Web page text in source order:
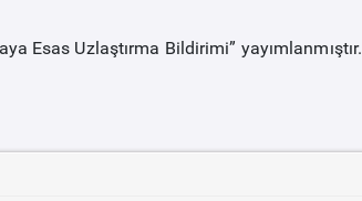
Esas Uzlaştırma Bildirimi” yayımlanmıştır.